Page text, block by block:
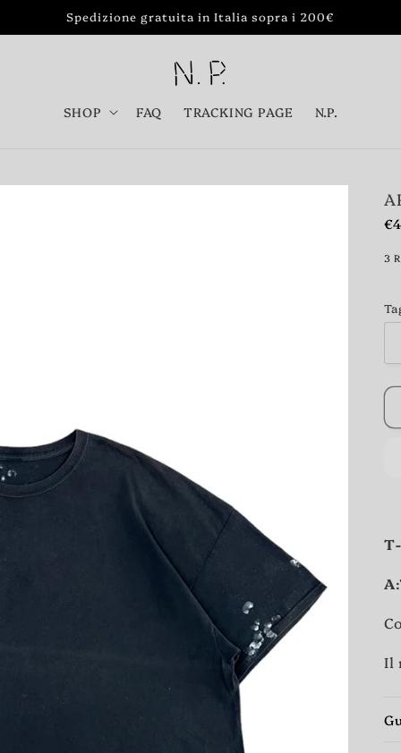
Spedizione gratuita in Italia sopra i 200€
SHOP FAQ TRACKING PAGE N.P.
3
A
Il